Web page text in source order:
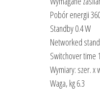
Pobór energii
Standby 0.4 W
Networked
Switchover time
Wymiary: szer. x
Waga, kg 6.3